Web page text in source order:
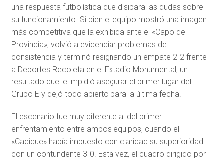
una respuesta futbolística que disipara las dudas sobre
su funcionamiento. Si bien el equipo mostró una imagen
más competitiva que la exhibida ante el «Capo de
Provincia», volvió a evidenciar problemas de
consistencia y terminó resignando un empate 2-2 frente
a Deportes Recoleta en el Estadio Monumental, un
resultado que le impidió asegurar el primer lugar del
Grupo E y dejó todo abierto para la última fecha.
El escenario fue muy diferente al del primer
enfrentamiento entre ambos equipos, cuando el
«Cacique» había impuesto con claridad su superioridad
con un contundente 3-0. Esta vez, el cuadro dirigido por